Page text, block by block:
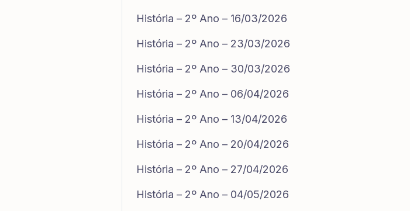
História – 2º Ano – 16/03/2026
História – 2º Ano – 23/03/2026
História – 2º Ano – 30/03/2026
História – 2º Ano – 06/04/2026
História – 2º Ano – 13/04/2026
História – 2º Ano – 20/04/2026
História – 2º Ano – 27/04/2026
História – 2º Ano – 04/05/2026